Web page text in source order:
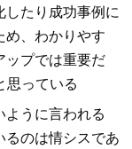
たり成功事例に
、わかりやす
ップでは重要だ
思っている
うに言われる
のは情シスであ